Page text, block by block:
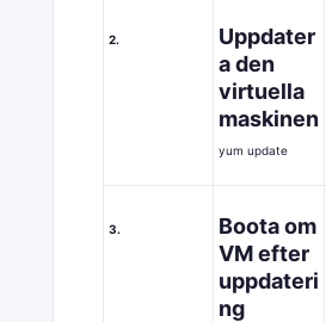
2.
Uppdater
a den
virtuella
maskinen
yum update
3.
Boota om
VM efter
uppdateri
ng